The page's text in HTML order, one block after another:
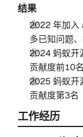
结果
2022 年加入
多已知问题
2024 蚂蚁开
贡献度前10名
2025 蚂蚁开
贡献度第3名
工作经历